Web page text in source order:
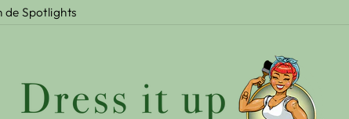
de Spotlights